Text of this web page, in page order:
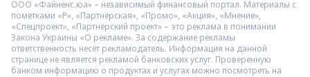
ООО «Файненс.юа» – независимый финансовый портал. Материалы с
пометками «Р», «Партнёрская», «Промо», «Акция», «Мнение»,
«Спецпроект», «Партнёрский проект» – это реклама в понимании
Закона Украины «О рекламе». За содержание рекламы
ответственность несёт рекламодатель. Информация на данной
странице не является рекламой банковских услуг. Проверенную
банком информацию о продуктах и услугах можно посмотреть на